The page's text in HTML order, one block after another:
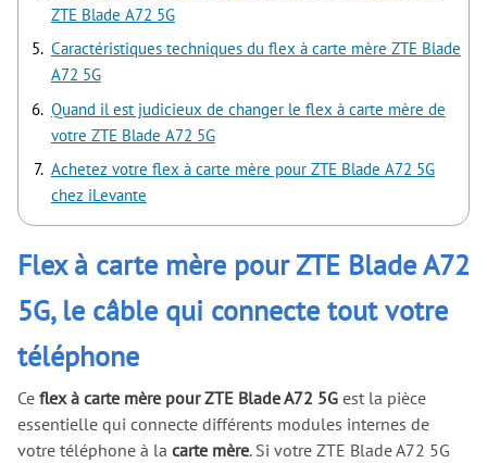
ZTE Blade A72 5G
Caractéristiques techniques du flex à carte mère ZTE Blade
A72 5G
Quand il est judicieux de changer le flex à carte mère de
votre ZTE Blade A72 5G
Achetez votre flex à carte mère pour ZTE Blade A72 5G
chez iLevante
Flex à carte mère pour ZTE Blade A72
5G, le câble qui connecte tout votre
téléphone
Ce flex à carte mère pour ZTE Blade A72 5G est la pièce
essentielle qui connecte différents modules internes de
votre téléphone à la carte mère. Si votre ZTE Blade A72 5G